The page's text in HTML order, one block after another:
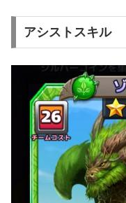
アシストスキル